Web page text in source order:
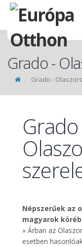
Grado -
Grado -
Népszerűek az
magyarok
» Árban az
esetben